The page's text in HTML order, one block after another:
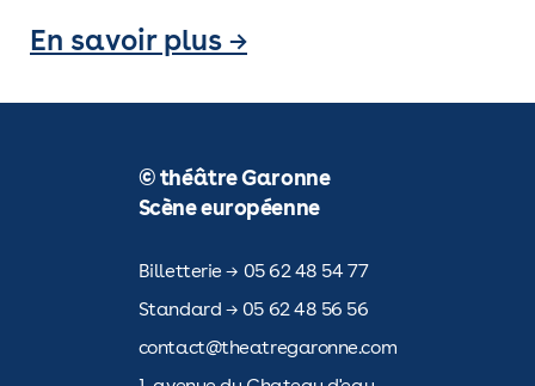
En savoir plus →
© théâtre Garonne
Scène européenne
Billetterie → 05 62 48 54 77
Standard → 05 62 48 56 56
contact@theatregaronne.com